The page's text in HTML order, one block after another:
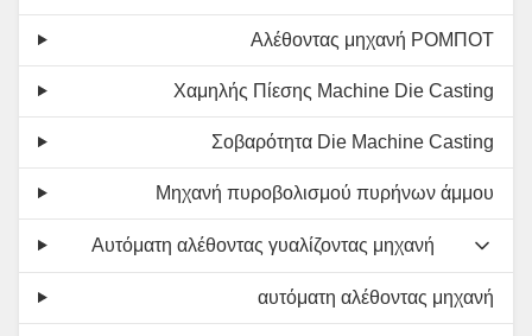
Αλέθοντας μηχανή ΡΟΜΠΟΤ
Χαμηλής Πίεσης Machine Die Casting
Σοβαρότητα Die Machine Casting
Μηχανή πυροβολισμού πυρήνων άμμου
Αυτόματη αλέθοντας γυαλίζοντας μηχανή
αυτόματη αλέθοντας μηχανή